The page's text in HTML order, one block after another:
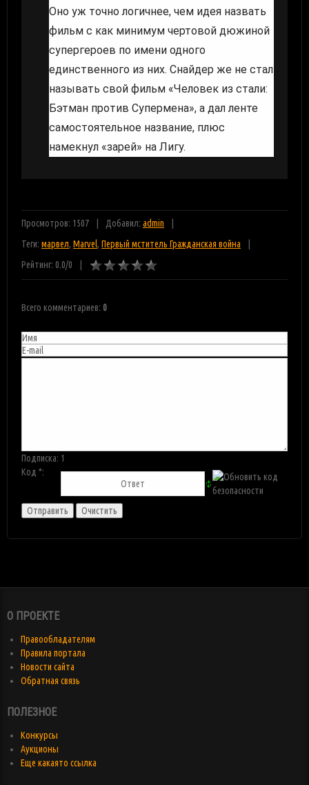
Оно уж точно логичнее, чем идея назвать
фильм с как минимум чертовой дюжиной
супергероев по имени одного
единственного из них. Снайдер же не стал
называть свой фильм «Человек из стали:
Бэтман против Супермена», а дал ленте
самостоятельное название, плюс
намекнул «зарей» на Лигу.
Просмотров: 1507 Добавил: admin
Теги: марвел, Marvel, Первый мститель Гражданская война
Рейтинг: 0.0/0
Всего комментариев: 0
Подписка: 1
Код *:
О ПРОЕКТЕ
Правообладателям
Правила портала
Новости сайта
Обратная связь
ПОЛЕЗНОЕ
Конкурсы
Аукционы
Еще какаято ссылка